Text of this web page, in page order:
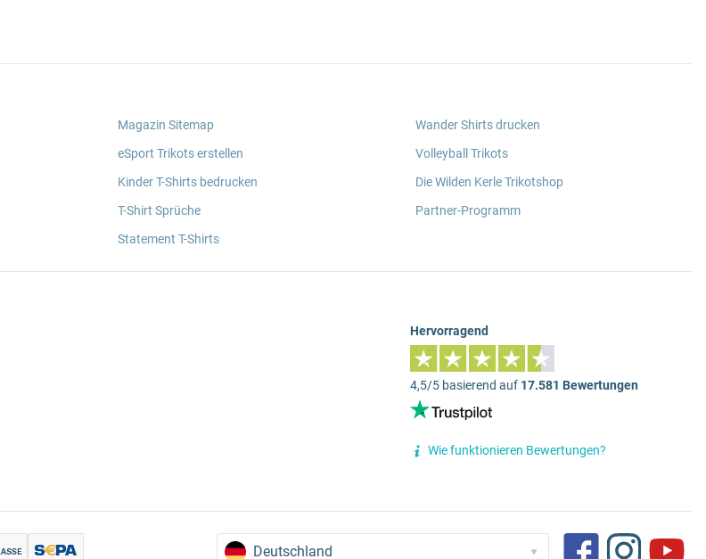
Magazin Sitemap
eSport Trikots erstellen
Kinder T-Shirts bedrucken
T-Shirt Sprüche
Statement T-Shirts
Wander Shirts drucken
Volleyball Trikots
Die Wilden Kerle Trikotshop
Partner-Programm
Hervorragend
4,5/5 basierend auf 17.581 Bewertungen
Wie funktionieren Bewertungen?
Deutschland